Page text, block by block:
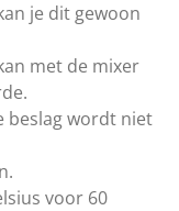
je dit gewoon
met de mixer
beslag wordt niet
voor 60